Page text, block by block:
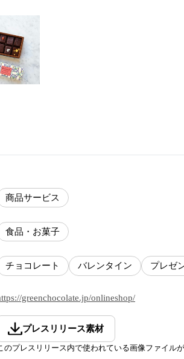
商品サービス
食品・お菓子
チョコレート バレンタイン プレゼ
greenchocolate.jp/onlineshop/
プレスリリース素材
のプレスリリース内で使われている画像ファイル